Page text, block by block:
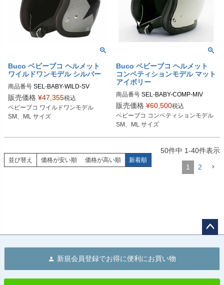
Buco ベビーブコ ヘルメット
ワイルドワンモデル シルバー
商品番号 SEL-BABY-WILD-SV
SMサイズ商品コード：0107BBCAW
O3
販売価格 ¥47,355税込
ベビーブコ ワイルドワンモデル
SM、ML サイズ
Buco ベビーブコ ヘルメット
コンペティションモデル マット
アイボリー
商品番号 SEL-BABY-COMP-MIV
SMサイズ商品コード：0107BBCC0
1M3
1M4
Buco（ブコ）
販売価格 ¥60,500税込
ベビーブコ コンペティションモデル
SM、ML サイズ
並び替え 価格が安い順 価格が高い順 新着順
50件中 1-40件表示
1 2
へ
新規会員登録でお得に便利にお買い物